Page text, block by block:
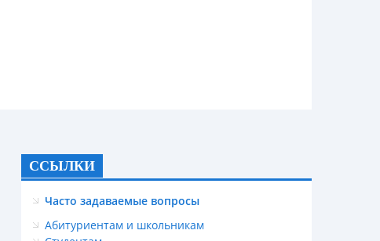
ССЫЛКИ
Часто задаваемые вопросы
Абитуриентам и школьникам